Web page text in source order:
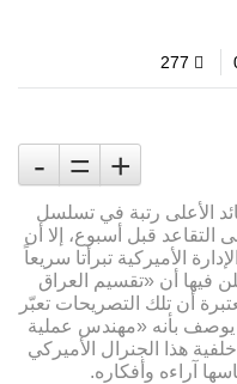
+
=
-
الأعلى رتبة في تسلسل
التقاعد قبل أسبوع، إلا أن
الأميركية تبرأتا سريعاً
فيها أن «تقسيم العراق
أن تلك التصريحات تعبّر
بأنه «مهندس عملية
هذا الجنرال الأميركي
آراءه وأفكاره.